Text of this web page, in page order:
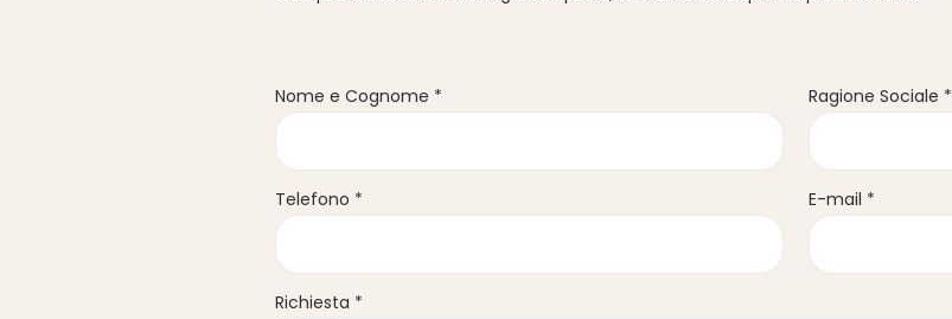
Nome e Cognome * Ragione Sociale *
Telefono * E-mail *
Richiesta *